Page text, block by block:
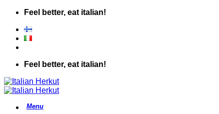
Skip
content
Feel better, eat italian!
Feel better, eat italian!